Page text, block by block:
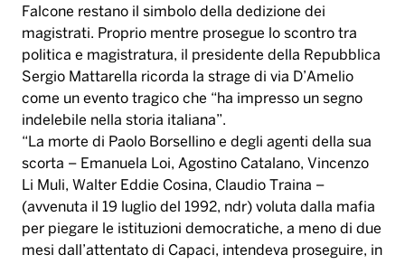
Falcone restano il simbolo della dedizione dei
magistrati. Proprio mentre prosegue lo scontro tra
politica e magistratura, il presidente della Repubblica
Sergio Mattarella ricorda la strage di via D’Amelio
come un evento tragico che “ha impresso un segno
indelebile nella storia italiana”.
“La morte di Paolo Borsellino e degli agenti della sua
scorta – Emanuela Loi, Agostino Catalano, Vincenzo
Li Muli, Walter Eddie Cosina, Claudio Traina –
(avvenuta il 19 luglio del 1992, ndr) voluta dalla mafia
per piegare le istituzioni democratiche, a meno di due
mesi dall’attentato di Capaci, intendeva proseguire, in